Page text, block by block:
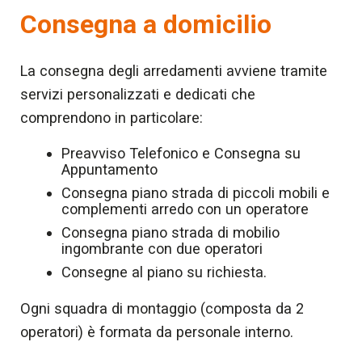
Consegna a domicilio
La consegna degli arredamenti avviene tramite
servizi personalizzati e dedicati che
comprendono in particolare:
Preavviso Telefonico e Consegna su
Appuntamento
Consegna piano strada di piccoli mobili e
complementi arredo con un operatore
Consegna piano strada di mobilio
ingombrante con due operatori
Consegne al piano su richiesta.
Ogni squadra di montaggio (composta da 2
operatori) è formata da personale interno.